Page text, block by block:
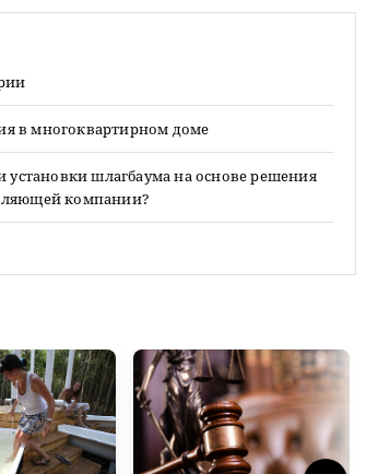
в многоквартирном доме
установки шлагбаума на основе решения
компании?